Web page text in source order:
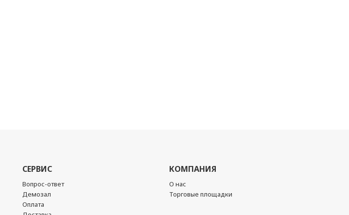
СЕРВИС
Вопрос-ответ
Демозал
Оплата
КОМПАНИЯ
О нас
Торговые площадки